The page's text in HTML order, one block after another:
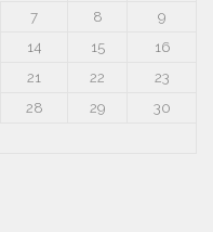
7 8
9
14 15
16
21 22
23
28 29
30